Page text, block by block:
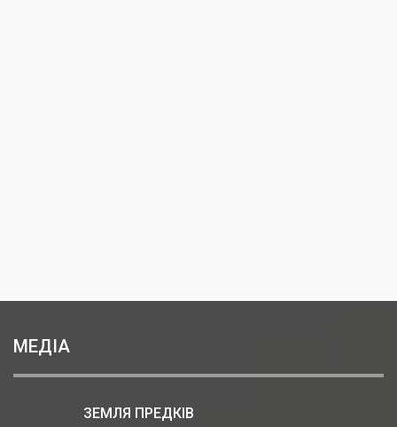
МЕДІА
ЗЕМЛЯ ПРЕДКІВ